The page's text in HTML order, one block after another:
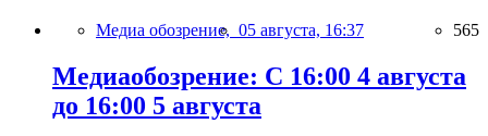
Медиа обозрение, 05 августа, 16:37 565
Медиаобозрение: С 16:00 4 августа
до 16:00 5 августа